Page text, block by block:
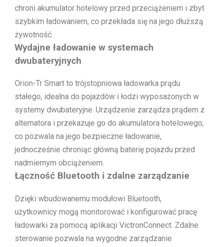
chroni akumulator hotelowy przed przeciążeniem i zbyt
szybkim ładowaniem, co przekłada się na jego dłuższą
żywotność.
Wydajne ładowanie w systemach
dwubateryjnych
Orion-Tr Smart to trójstopniowa ładowarka prądu
stałego, idealna do pojazdów i łodzi wyposażonych w
systemy dwubateryjne. Urządzenie zarządza prądem z
alternatora i przekazuje go do akumulatora hotelowego,
co pozwala na jego bezpieczne ładowanie,
jednocześnie chroniąc główną baterię pojazdu przed
nadmiernym obciążeniem.
Łączność Bluetooth i zdalne zarządzanie
Dzięki wbudowanemu modułowi Bluetooth,
użytkownicy mogą monitorować i konfigurować pracę
ładowarki za pomocą aplikacji VictronConnect. Zdalne
sterowanie pozwala na wygodne zarządzanie